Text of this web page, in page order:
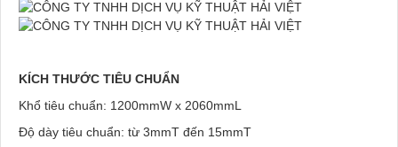
KÍCH THƯỚC TIÊU CHUẨN
Khổ tiêu chuẩn: 1200mmW x 2060mmL
Độ dày tiêu chuẩn: từ 3mmT đến 15mmT